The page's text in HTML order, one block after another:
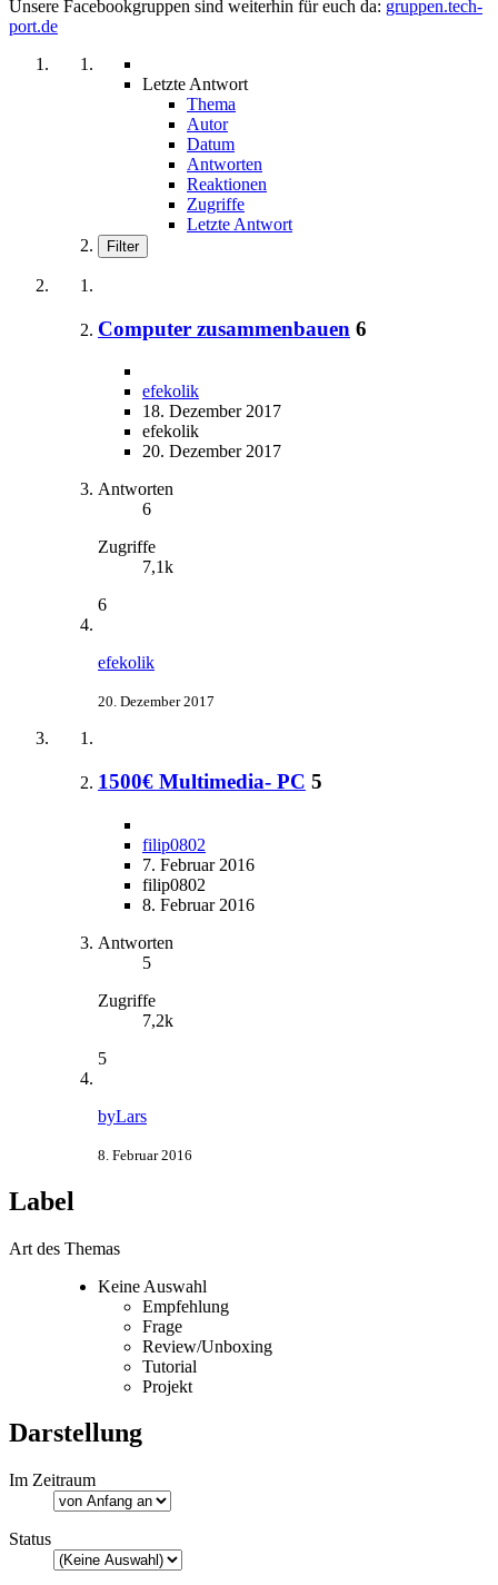
Unsere Facebookgruppen sind weiterhin für euch da: gruppen.tech-
port.de
Letzte Antwort
Thema
Autor
Datum
Antworten
Reaktionen
Zugriffe
Letzte Antwort
Filter
Computer zusammenbauen 6
efekolik
18. Dezember 2017
efekolik
20. Dezember 2017
Antworten
6
Zugriffe
7,1k
6
efekolik
20. Dezember 2017
1500€ Multimedia- PC 5
filip0802
7. Februar 2016
filip0802
8. Februar 2016
Antworten
5
Zugriffe
7,2k
5
byLars
8. Februar 2016
Label
Art des Themas
Keine Auswahl
Empfehlung
Frage
Review/Unboxing
Tutorial
Projekt
Darstellung
Im Zeitraum
Status